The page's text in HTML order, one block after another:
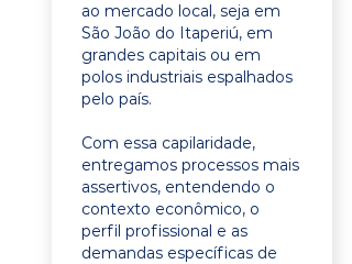
ao mercado local, seja em
São João do Itaperiú, em
grandes capitais ou em
polos industriais espalhados
pelo país.
Com essa capilaridade,
entregamos processos mais
assertivos, entendendo o
contexto econômico, o
perfil profissional e as
demandas específicas de